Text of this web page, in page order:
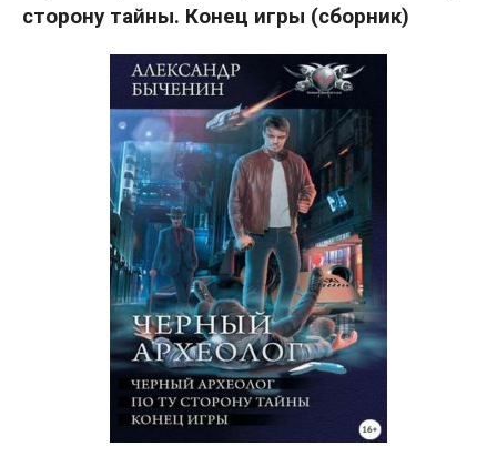
сторону тайны. Конец игры (сборник)